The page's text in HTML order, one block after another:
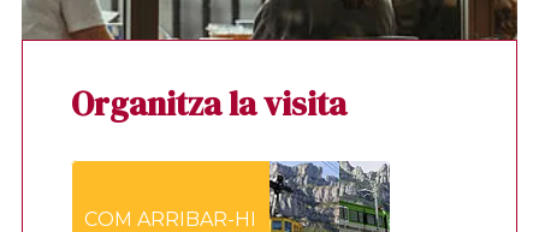
Organitza la visita
COM ARRIBAR-HI